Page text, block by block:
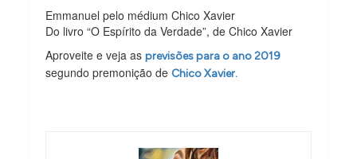
Emmanuel pelo médium Chico Xavier
Do livro “O Espírito da Verdade”, de Chico Xavier
Aproveite e veja asprevisões para o ano 2019
segundo premonição deChico Xavier.